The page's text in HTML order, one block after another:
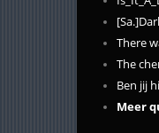
There
The
Ben jij
Meer